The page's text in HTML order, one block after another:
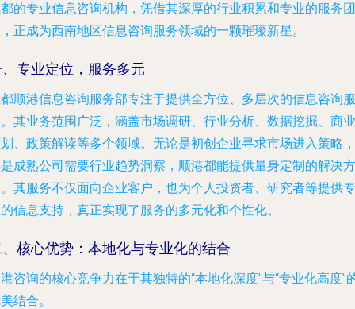
的专业信息咨询机构，凭借其深厚的行业积累和专业的服务团
正成为西南地区信息咨询服务领域的一颗璀璨新星。
专业定位，服务多元
顺港信息咨询服务部专注于提供全方位、多层次的信息咨询服
其业务范围广泛，涵盖市场调研、行业分析、数据挖掘、商业
、政策解读等多个领域。无论是初创企业寻求市场进入策略，
成熟公司需要行业趋势洞察，顺港都能提供量身定制的解决方
其服务不仅面向企业客户，也为个人投资者、研究者等提供专
信息支持，真正实现了服务的多元化和个性化。
核心优势：本地化与专业化的结合
咨询的核心竞争力在于其独特的“本地化深度”与“专业化高度”
结合。